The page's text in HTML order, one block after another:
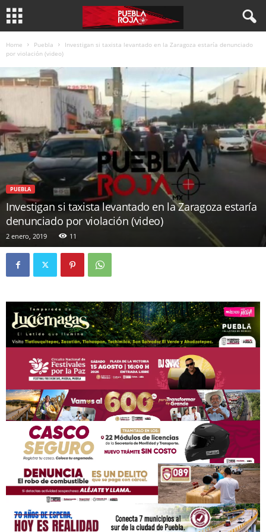
Home Puebla
Investigan si taxista levantado en la Zaragoza estaría denunciado
por violación (video)
PUEBLA
Investigan si taxista levantado en la Zaragoza estaría
denunciado por violación (video)
2 enero, 2019 11